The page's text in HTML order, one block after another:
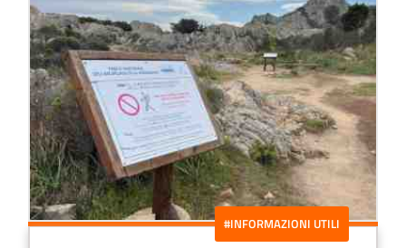
#INFORMAZIONI UTILI